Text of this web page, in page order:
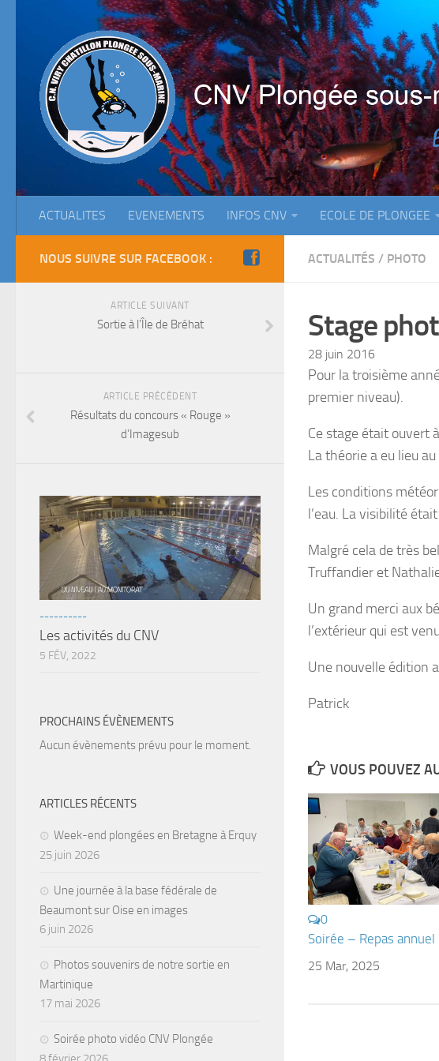
ACTUALITES EVENEMENTS INFOS CNV ECOLE DE PLONGEE
ACTUALITÉS / PHOTO
Stage
28 juin 2016
Pour la troisième
premier niveau).
Ce stage était ouvert
La théorie a eu lieu
Les conditions
l’eau. La visibilité
Malgré cela de très
Truffandier et
Un grand merci aux
l’extérieur qui est
Une nouvelle édition
Patrick
VOUS POUVEZ
0
Soirée – Repas annuel
25 Mar, 2025
NOUS SUIVRE SUR FACEBOOK :
ARTICLE SUIVANT
Sortie à l’Île de Bréhat
ARTICLE PRÉCÉDENT
Résultats du concours « Rouge »
d’Imagesub
----------
Les activités du CNV
5 FÉV, 2022
PROCHAINS ÉVÈNEMENTS
Aucun évènements prévu pour le moment.
ARTICLES RÉCENTS
Week-end plongées en Bretagne à Erquy
25 juin 2026
Une journée à la base fédérale de
Beaumont sur Oise en images
6 juin 2026
Photos souvenirs de notre sortie en
Martinique
17 mai 2026
Soirée photo vidéo CNV Plongée